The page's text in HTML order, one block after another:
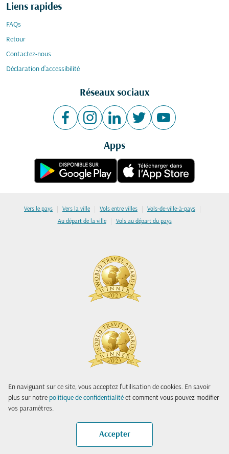
En naviguant sur ce site, vous acceptez l'utilisation de cookies. En savoir
plus sur notre politique de confidentialité et comment vous pouvez modifier
vos paramètres.
Accepter
Liens rapides
FAQs
Retour
Contactez-nous
Déclaration d’accessibilité
Réseaux sociaux
Apps
Vers le pays | Vers la ville | Vols entre villes | Vols-de-ville-à-pays |
Au départ de la ville | Vols au départ du pays